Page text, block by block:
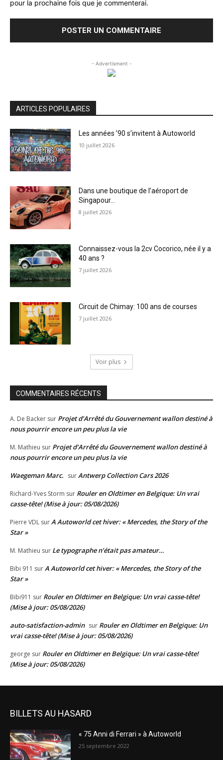
pour la prochaine fois que je commenterai.
- Advertisment -
ARTICLES POPULAIRES
Les années ’90 s’invitent à Autoworld
10 juillet 2026
Dans une boutique de l’aéroport de
Singapour…
8 juillet 2026
Connaissez-vous la 2cv Cocorico, née il y a
40 ans ?
7 juillet 2026
Circuit de Chimay: 100 ans de courses
7 juillet 2026
Voir plus
COMMENTAIRES RÉCENTS
A. De Backer sur Projet d’Arrêté du Gouvernement wallon destiné à
nous pourrir encore un peu plus la vie
M. Mathieu sur Projet d’Arrêté du Gouvernement wallon destiné à
nous pourrir encore un peu plus la vie
Waegeman Marc. surAntwerp Collection Cars 2026
Richard-Yves Storm sur Rouler en Oldtimer en Belgique: Un vrai
casse-tête! (Mise à jour: 05/08/2026)
Pierre VDL surA Autoworld cet hiver: « Mercedes, the Story of the
Star »
M. Mathieu sur Le typographe n’était pas amateur…
Bibi 911 surA Autoworld cet hiver: « Mercedes, the Story of the
Star »
Bibi911 sur Rouler en Oldtimer en Belgique: Un vrai casse-tête!
(Mise à jour: 05/08/2026)
auto-satisfaction-admin sur Rouler en Oldtimer en Belgique: Un
vrai casse-tête! (Mise à jour: 05/08/2026)
george sur Rouler en Oldtimer en Belgique: Un vrai casse-tête!
(Mise à jour: 05/08/2026)
BILLETS AU HASARD
« 75 Anni di Ferrari » à Autoworld
25 septembre 2022